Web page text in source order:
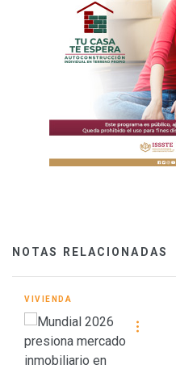
NOTAS RELACIONADAS
VIVIENDA